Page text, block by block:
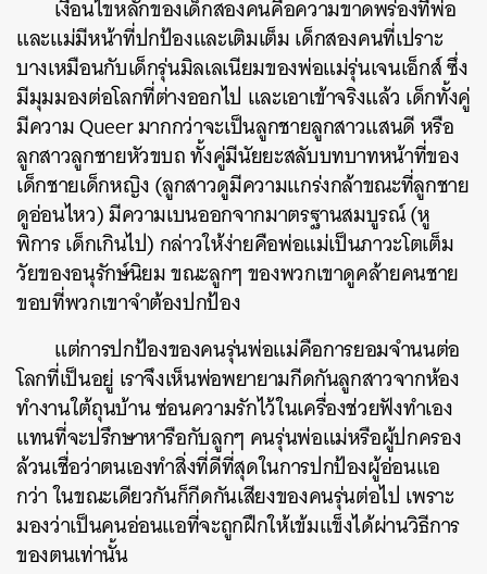
เงื่อนไขหลักของเด็กสองคนคือความขาดพร่องที่พ่อ
และแม่มีหน้าที่ปกป้องและเติมเต็ม เด็กสองคนที่เปราะ
บางเหมือนกับเด็กรุ่นมิลเลเนียมของพ่อแม่รุ่นเจนเอ็กส์ ซึ่ง
มีมุมมองต่อโลกที่ต่างออกไป และเอาเข้าจริงแล้ว เด็กทั้งคู่
มีความ Queer มากกว่าจะเป็นลูกชายลูกสาวแสนดี หรือ
ลูกสาวลูกชายหัวขบถ ทั้งคู่มีนัยยะสลับบทบาทหน้าที่ของ
เด็กชายเด็กหญิง (ลูกสาวดูมีความแกร่งกล้าขณะที่ลูกชาย
ดูอ่อนไหว) มีความเบนออกจากมาตรฐานสมบูรณ์ (หู
พิการ เด็กเกินไป) กล่าวให้ง่ายคือพ่อแม่เป็นภาวะโตเต็ม
วัยของอนุรักษ์นิยม ขณะลูกๆ ของพวกเขาดูคล้ายคนชาย
ขอบที่พวกเขาจำต้องปกป้อง
แต่การปกป้องของคนรุ่นพ่อแม่คือการยอมจำนนต่อ
โลกที่เป็นอยู่ เราจึงเห็นพ่อพยายามกีดกันลูกสาวจากห้อง
ทำงานใต้ถุนบ้าน ซ่อนความรักไว้ในเครื่องช่วยฟังทำเอง
แทนที่จะปรึกษาหารือกับลูกๆ คนรุ่นพ่อแม่หรือผู้ปกครอง
ล้วนเชื่อว่าตนเองทำสิ่งที่ดีที่สุดในการปกป้องผู้อ่อนแอ
กว่า ในขณะเดียวกันก็กีดกันเสียงของคนรุ่นต่อไป เพราะ
มองว่าเป็นคนอ่อนแอที่จะถูกฝึกให้เข้มแข็งได้ผ่านวิธีการ
ของตนเท่านั้น